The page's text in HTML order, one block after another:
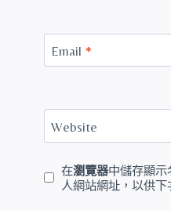
Email *
Website
在瀏覽器中儲存顯示
人網站網址，以供下